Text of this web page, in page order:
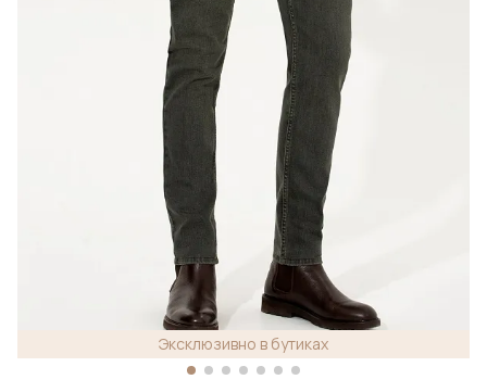
Эксклюзивно в бутиках